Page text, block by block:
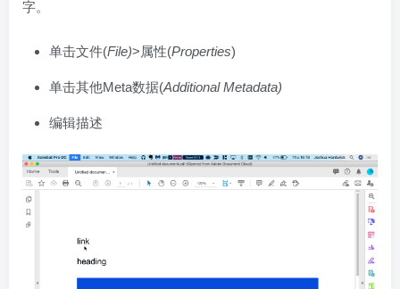
字。
单击文件(File)>属性(Properties)
单击其他Meta数据(Additional Metadata)
编辑描述